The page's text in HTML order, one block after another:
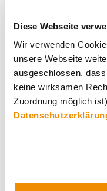
Diese Webseite
Wir verwenden
unsere Webseite
ausgeschlossen,
keine wirksamen
Zuordnung möglich